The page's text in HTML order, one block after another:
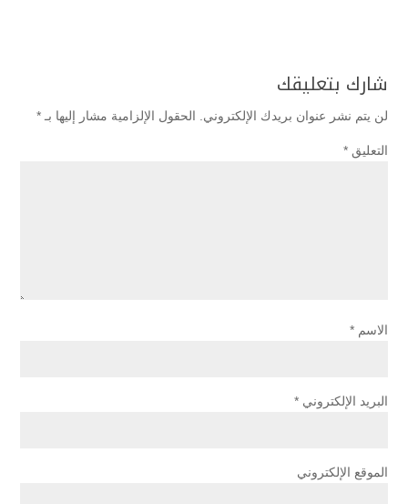
شارك بتعليقك
لن يتم نشر عنوان بريدك الإلكتروني. الحقول الإلزامية مشار إليها بـ *
التعليق *
الاسم *
البريد الإلكتروني *
الموقع الإلكتروني